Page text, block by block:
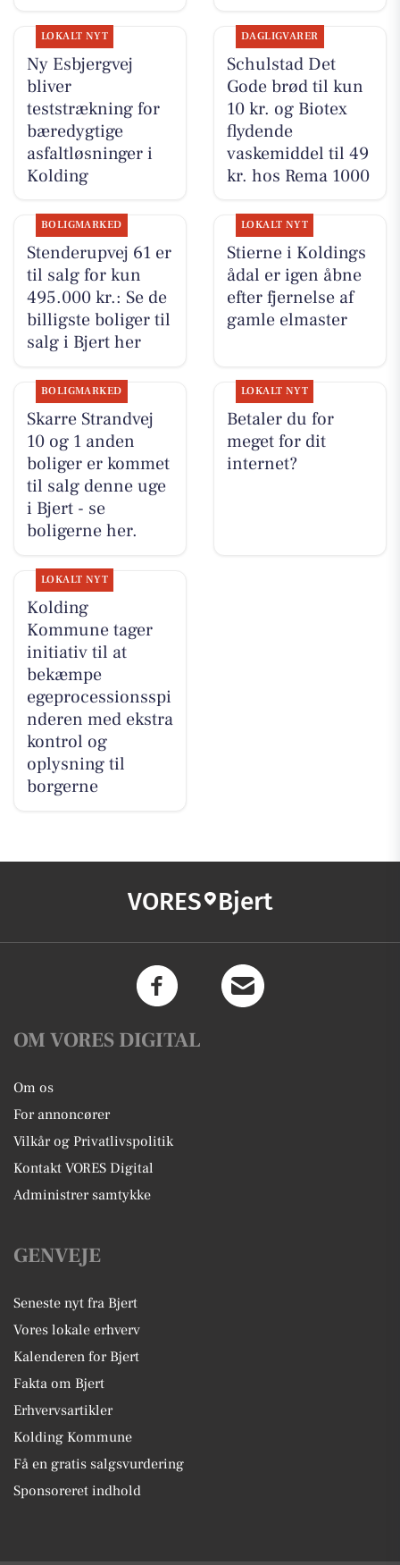
LOKALT NYT
Ny Esbjergvej
bliver
teststrækning for
bæredygtige
asfaltløsninger i
Kolding
DAGLIGVARER
Schulstad Det
Gode brød til kun
10 kr. og Biotex
flydende
vaskemiddel til 49
kr. hos Rema 1000
BOLIGMARKED
Stenderupvej 61 er
til salg for kun
495.000 kr.: Se de
billigste boliger til
salg i Bjert her
LOKALT NYT
Stierne i Koldings
ådal er igen åbne
efter fjernelse af
gamle elmaster
BOLIGMARKED
Skarre Strandvej
10 og 1 anden
boliger er kommet
til salg denne uge
i Bjert - se
boligerne her.
LOKALT NYT
Betaler du for
meget for dit
internet?
LOKALT NYT
Kolding
Kommune tager
initiativ til at
bekæmpe
egeprocessionsspi
nderen med ekstra
kontrol og
oplysning til
borgerne
VORES Bjert
OM VORES DIGITAL
Om os
For annoncører
Vilkår og Privatlivspolitik
Kontakt VORES Digital
Administrer samtykke
GENVEJE
Seneste nyt fra Bjert
Vores lokale erhverv
Kalenderen for Bjert
Fakta om Bjert
Erhvervsartikler
Kolding Kommune
Få en gratis salgsvurdering
Sponsoreret indhold